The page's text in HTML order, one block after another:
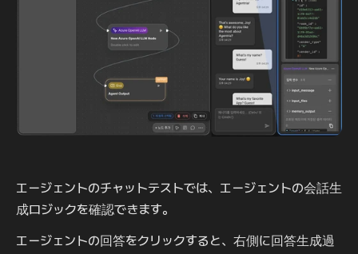
エージェントのチャットテストでは、エージェントの会話生
成ロジックを確認できます。
エージェントの回答をクリックすると、右側に回答生成過